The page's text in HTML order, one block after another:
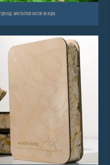
мегаполисов мира